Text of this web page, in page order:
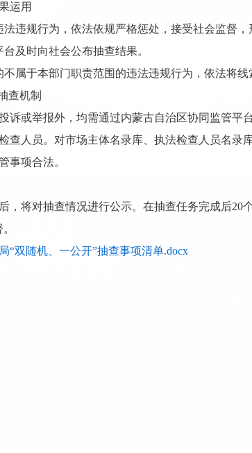
运用
法违规行为，依法依规严格惩处，接受社会监督，
及时向社会公布抽查结果。
属于本部门职责范围的违法违规行为，依法将线
查机制
诉或举报外，均需通过内蒙古自治区协同监管平台
查人员。对市场主体名录库、执法检查人员名录
事项合法。
，将对抽查情况进行公示。在抽查任务完成后
“双随机、一公开”抽查事项清单.docx